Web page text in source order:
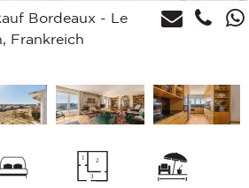
Bordeaux - Le
Frankreich